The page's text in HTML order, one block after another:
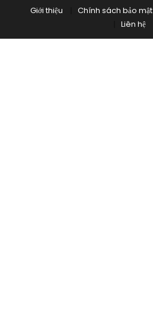
Giới thiệu
Chính sách bảo mật
Liên hệ